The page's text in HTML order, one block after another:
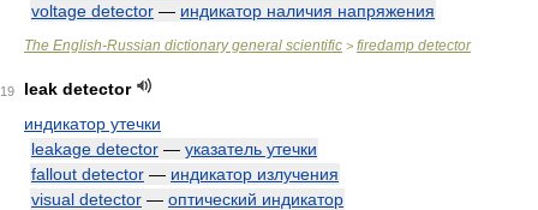
voltage detector — индикатор наличия напряжения
The English-Russian dictionary general scientific > firedamp detector
19
leak detector
индикатор утечки
leakage detector — указатель утечки
fallout detector — индикатор излучения
visual detector — оптический индикатор